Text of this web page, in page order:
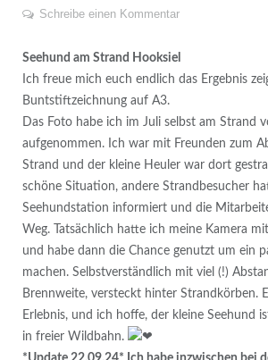
Schreibe einen Kommentar
Seehund am Strand Hooksiel
Ich freue mich euch endlich das Ergebnis
Buntstiftzeichnung auf A3.
Das Foto habe ich im Juli selbst am Strand
aufgenommen. Ich war mit Freunden zum
Strand und der kleine Heuler war dort
schöne Situation, andere Strandbesucher
Seehundstation informiert und die
Weg. Tatsächlich hatte ich meine Kamera
und habe dann die Chance genutzt um ein
machen. Selbstverständlich mit viel (!)
Brennweite, versteckt hinter Strandkörben.
Erlebnis, und ich hoffe, der kleine Seehund
in freier Wildbahn.